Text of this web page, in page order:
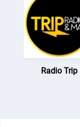
Radio Trip